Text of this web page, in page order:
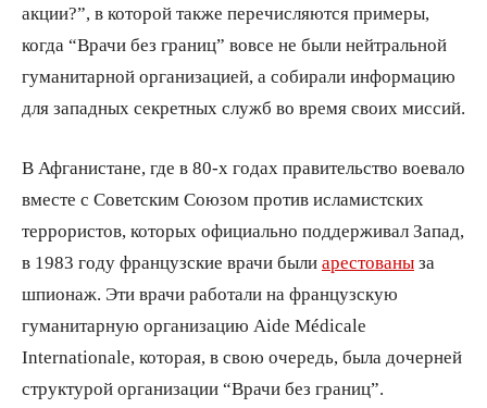
акции?”, в которой также перечисляются примеры,
когда “Врачи без границ” вовсе не были нейтральной
гуманитарной организацией, а собирали информацию
для западных секретных служб во время своих миссий.
В Афганистане, где в 80-х годах правительство воевало
вместе с Советским Союзом против исламистских
террористов, которых официально поддерживал Запад,
в 1983 году французские врачи были арестованы за
шпионаж. Эти врачи работали на французскую
гуманитарную организацию Aide Médicale
Internationale, которая, в свою очередь, была дочерней
структурой организации “Врачи без границ”.